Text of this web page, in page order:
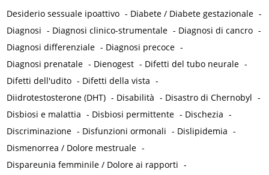
Desiderio sessuale ipoattivo - Diabete / Diabete gestazionale -
Diagnosi - Diagnosi clinico-strumentale - Diagnosi di cancro -
Diagnosi differenziale - Diagnosi precoce -
Diagnosi prenatale - Dienogest - Difetti del tubo neurale -
Difetti dell'udito - Difetti della vista -
Diidrotestosterone (DHT) - Disabilità - Disastro di Chernobyl -
Disbiosi e malattia - Disbiosi permittente - Dischezia -
Discriminazione - Disfunzioni ormonali - Dislipidemia -
Dismenorrea / Dolore mestruale -
Dispareunia femminile / Dolore ai rapporti -